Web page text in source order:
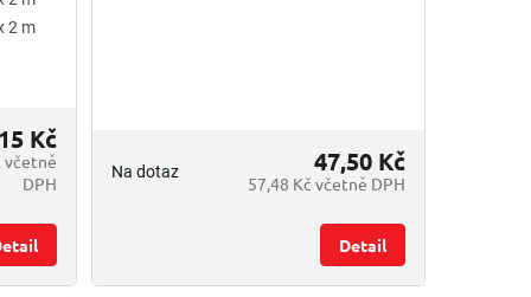
2 m
včetně
DPH
Kč
Na dotaz
57,48 Kč včetně DPH
47,50 Kč
Detail